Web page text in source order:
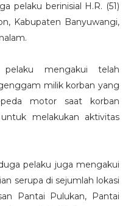
pelaku berinisial H.R. (51)
Kabupaten Banyuwangi,
mengakui telah
milik korban yang
motor saat korban
melakukan aktivitas
pelaku juga mengakui
serupa di sejumlah lokasi
Pantai Pulukan, Pantai